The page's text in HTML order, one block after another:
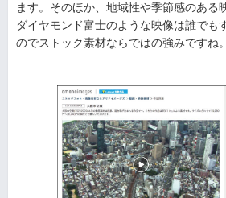
ます。そのほか、地域性や季節感のある
ダイヤモンド富士のような映像は誰でも
のでストック素材ならではの強みですね。